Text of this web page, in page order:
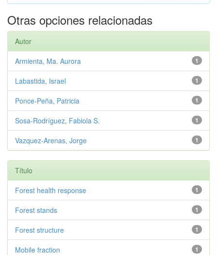
Otras opciones relacionadas
Autor
1
Armienta, Ma. Aurora
1
Labastida, Israel
1
Ponce-Peña, Patricia
1
Sosa-Rodríguez, Fabiola S.
1
Vazquez-Arenas, Jorge
Título
1
Forest health response
1
Forest stands
1
Forest structure
1
Mobile fraction